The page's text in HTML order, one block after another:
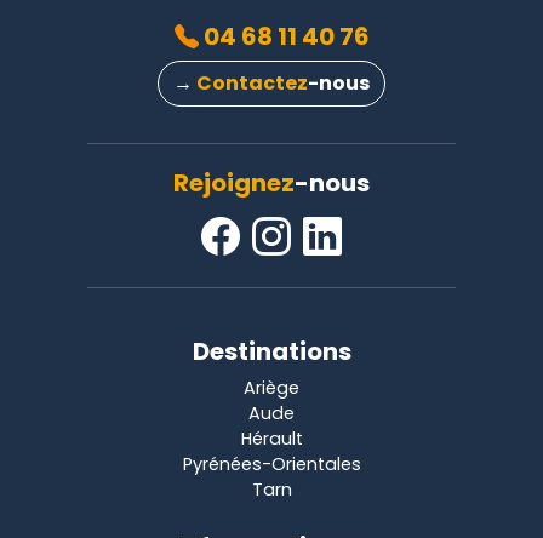
Rejoignez-nous
04 68 11 40 76
→ Contactez-nous
Destinations
Ariège
Aude
Hérault
Pyrénées-Orientales
Tarn